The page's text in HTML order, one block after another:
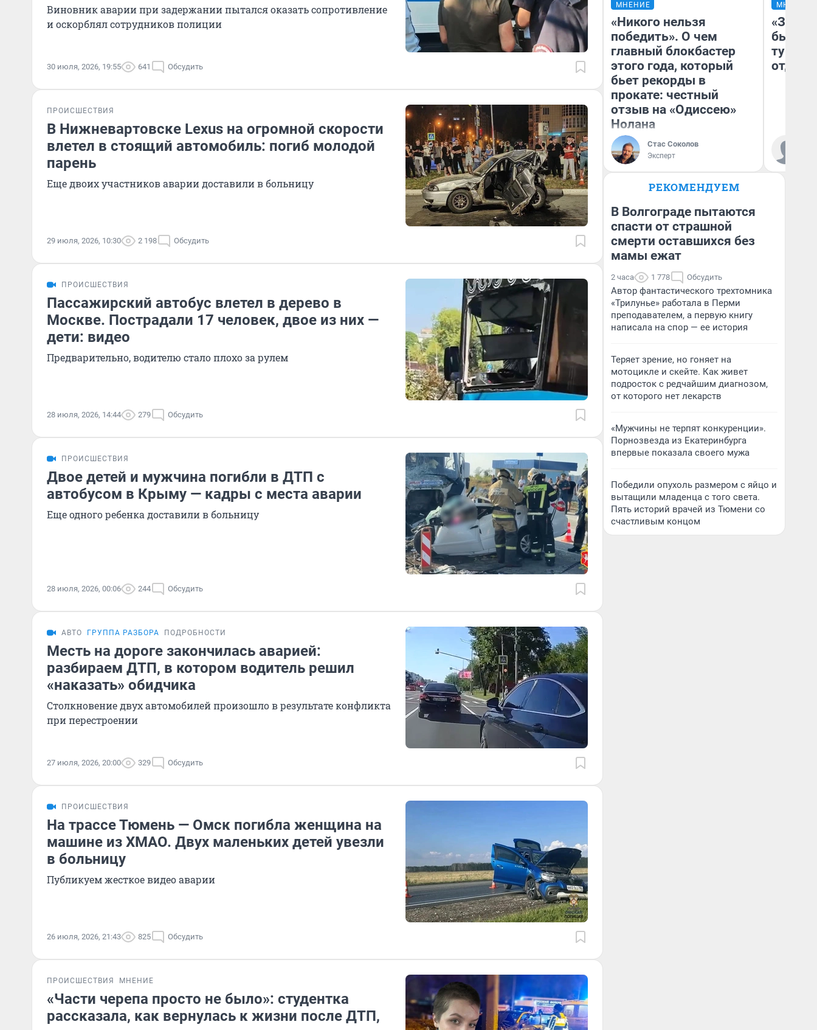
Виновник аварии при задержании пытался оказать сопротивление
и оскорблял сотрудников полиции
30 июля, 2026, 19:55 641 Обсудить
ПРОИСШЕСТВИЯ
В Нижневартовске Lexus на огромной скорости
влетел в стоящий автомобиль: погиб молодой
парень
Еще двоих участников аварии доставили в больницу
29 июля, 2026, 10:30 2 198 Обсудить
ПРОИСШЕСТВИЯ
Пассажирский автобус влетел в дерево в
Москве. Пострадали 17 человек, двое из них —
дети: видео
Предварительно, водителю стало плохо за рулем
28 июля, 2026, 14:44 279 Обсудить
ПРОИСШЕСТВИЯ
Двое детей и мужчина погибли в ДТП с
автобусом в Крыму — кадры с места аварии
Еще одного ребенка доставили в больницу
28 июля, 2026, 00:06 244 Обсудить
АВТО ГРУППА РАЗБОРА ПОДРОБНОСТИ
Месть на дороге закончилась аварией:
разбираем ДТП, в котором водитель решил
«наказать» обидчика
Столкновение двух автомобилей произошло в результате конфликта
при перестроении
27 июля, 2026, 20:00 329 Обсудить
ПРОИСШЕСТВИЯ
На трассе Тюмень — Омск погибла женщина на
машине из ХМАО. Двух маленьких детей увезли
в больницу
Публикуем жесткое видео аварии
26 июля, 2026, 21:43 825 Обсудить
ПРОИСШЕСТВИЯ МНЕНИЕ
«Части черепа просто не было»: студентка
рассказала, как вернулась к жизни после ДТП,
МНЕНИЕ
«Никого нельзя
победить». О чем
главный блокбастер
этого года, который
бьет рекорды в
прокате: честный
отзыв на «Одиссею»
Нолана
Стас Соколов
Эксперт
МНЕНИЕ
«За
были
РЕКОМЕНДУЕМ
В Волгограде пытаются
спасти от страшной
смерти оставшихся без
мамы ежат
2 часа 1 778 Обсудить
Автор фантастического трехтомника
«Трилунье» работала в Перми
преподавателем, а первую книгу
написала на спор — ее история
Теряет зрение, но гоняет на
мотоцикле и скейте. Как живет
подросток с редчайшим диагнозом,
от которого нет лекарств
«Мужчины не терпят конкуренции».
Порнозвезда из Екатеринбурга
впервые показала своего мужа
Победили опухоль размером с яйцо и
вытащили младенца с того света.
Пять историй врачей из Тюмени со
счастливым концом